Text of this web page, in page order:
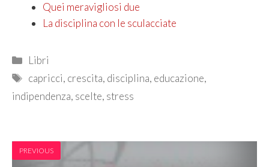
Quei meravigliosi due
La disciplina con le sculacciate
Categories
Libri
Tags
capricci, crescita, disciplina, educazione,
indipendenza, scelte, stress
PREVIOUS